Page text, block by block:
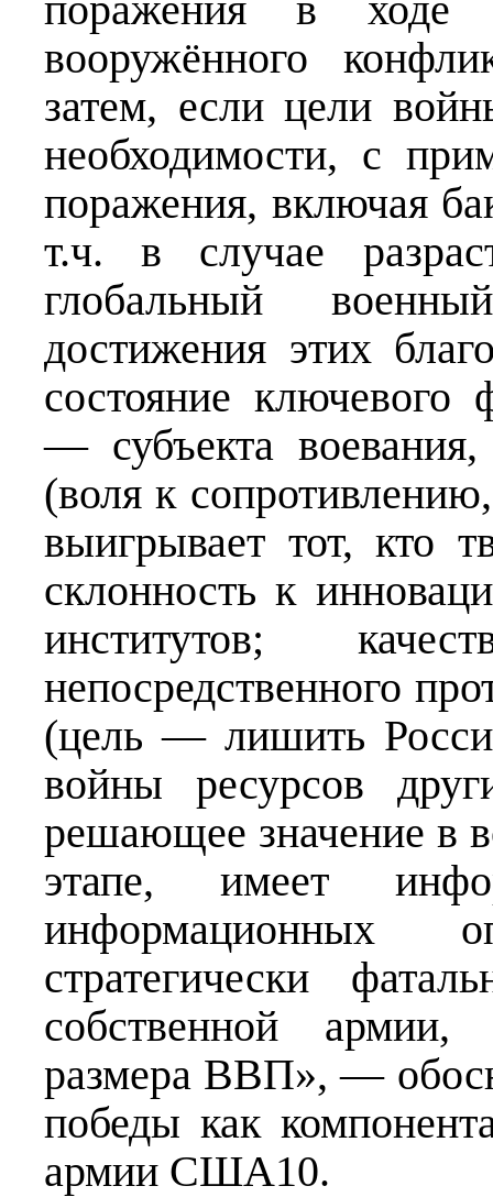
вооружённого
затем, если цели
необходимости, с
поражения, включая
т.ч. в случае
глобальный
достижения этих
состояние ключевого
— субъекта воевания,
(воля к
выигрывает тот, кто
склонность к
институтов;
непосредственного
(цель — лишить
войны ресурсов
решающее значение в
этапе, имеет
информационных
стратегически
собственной армии,
размера ВВП», —
победы как
армии США10.